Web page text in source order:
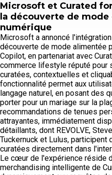
Microsoft et Curated
la découverte de
numérique
Microsoft a annoncé
découverte de mode alimentée
Copilot, en partenariat avec
commerce lifestyle réputé pour
curatées, contextuelles et
fonctionnalité permet aux
langage naturel, en posant des
porter pour un mariage sur la
recommandations de tenues
attrayantes, immédiatement
détaillants, dont REVOLVE,
Tuckernuck et Lulus,
curatées directement dans
Le cœur de l'expérience réside
merchandising intelligente de